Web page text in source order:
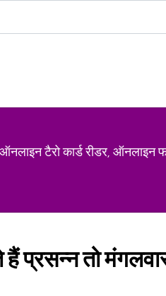
टैरो कार्ड रीडर, ऑनलाइन
प्रसन्न तो